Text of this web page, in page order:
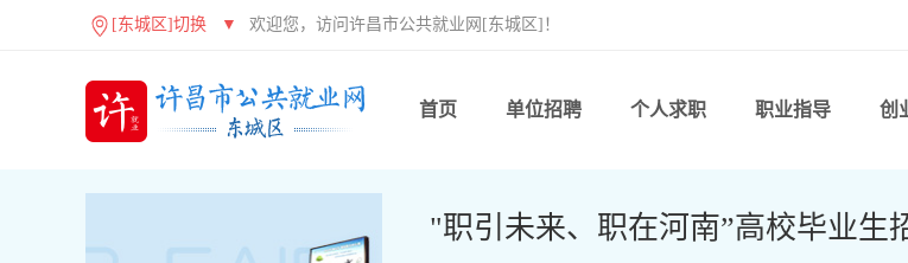
[东城区]切换 ▼ 欢迎您，访问许昌市公共就业网[东城区]！
首页 单位招聘 个人求职 职业指导 创
"职引未来、职在河南”高校毕业生